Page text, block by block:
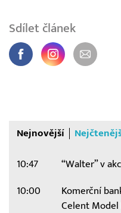
Sdílet článek
Nejnovější
10:47 “Walter” v
10:00
Komerční
Celent Model